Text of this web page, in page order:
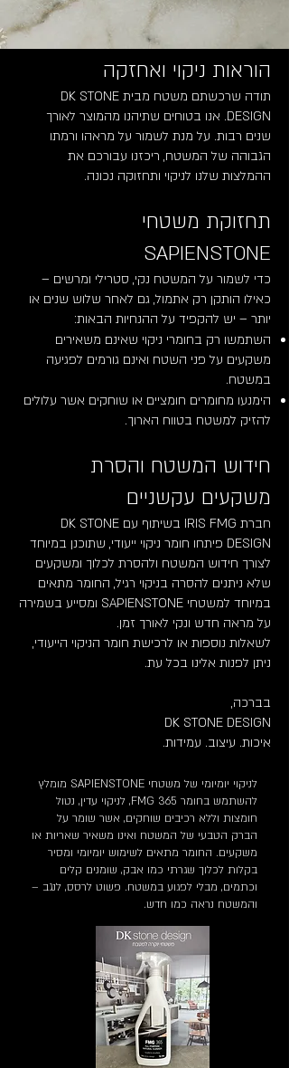
הוראות ניקוי ואחזקה
תודה שרכשתם משטח מבית DK STONE
DESIGN. אנו בטוחים שתיהנו מהמוצר לאורך
שנים רבות. על מנת לשמור על מראהו ורמתו
הגבוהה של המשטח, ריכזנו עבורכם את
ההמלצות שלנו לניקוי ותחזוקה נכונה.
תחזוקת משטחי
SAPIENSTONE
כדי לשמור על המשטח נקי, סטרילי ומרשים –
כאילו הותקן רק אתמול, גם לאחר שלוש שנים או
יותר – יש להקפיד על ההנחיות הבאות:
השתמשו רק בחומרי ניקוי שאינם משאירים
משקעים על פני השטח ואינם גורמים לפגיעה
במשטח.
הימנעו מחומרים חומציים או שוחקים אשר עלולים
להזיק למשטח בטווח הארוך.
חידוש המשטח והסרת
משקעים עקשניים
חברת IRIS FMG בשיתוף עם DK STONE
DESIGN פיתחו חומר ניקוי ייעודי, שתוכנן במיוחד
לצורך חידוש המשטח ולהסרת לכלוך ומשקעים
שלא ניתנים להסרה בניקוי רגיל, החומר מתאים
במיוחד למשטחי SAPIENSTONE ומסייע בשמירה
על מראה חדש ונקי לאורך זמן.
לשאלות נוספות או לרכישת חומר הניקוי הייעודי,
ניתן לפנות אלינו בכל עת.
בברכה,
DK STONE DESIGN
איכות. עיצוב. עמידות.
לניקוי יומיומי של משטחי SAPIENSTONE מומלץ
להשתמש בחומר FMG 365, לניקוי עדין, נטול
חומצות וללא רכיבים שוחקים, אשר שומר על
הברק הטבעי של המשטח ואינו משאיר שאריות או
משקעים. החומר מתאים לשימוש יומיומי ומסיר
בקלות לכלוך שגרתי כמו אבק, שומנים קלים
וכתמים, מבלי לפגוע במשטח. פשוט לרסס, לנגב –
והמשטח נראה כמו חדש.